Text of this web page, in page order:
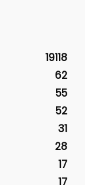
19118
62
55
52
31
28
17